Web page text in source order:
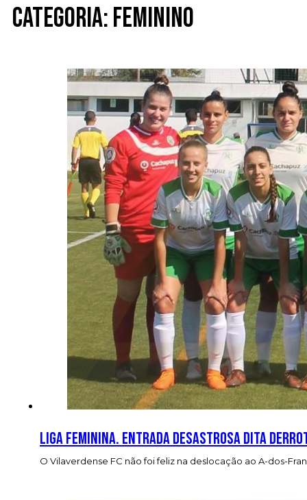
Categoria: Feminino
Liga feminina. Entrada desastrosa dita
O Vilaverdense FC não foi feliz na deslocação ao A-dos-